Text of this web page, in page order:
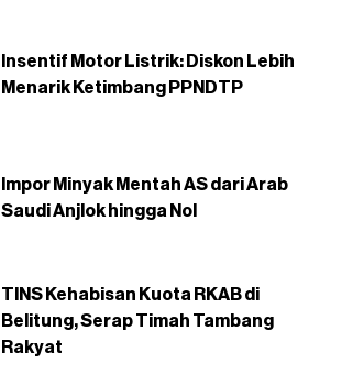
Insentif Motor Listrik: Diskon Lebih
Menarik Ketimbang PPNDTP
Impor Minyak Mentah AS dari Arab
Saudi Anjlok hingga Nol
TINS Kehabisan Kuota RKAB di
Belitung, Serap Timah Tambang
Rakyat